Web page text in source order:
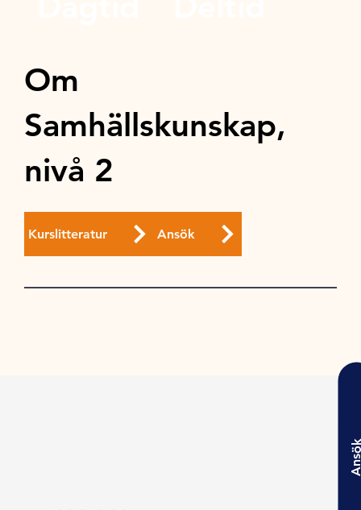
Om
Samhällskunskap,
nivå 2
Kurslitteratur Ansök